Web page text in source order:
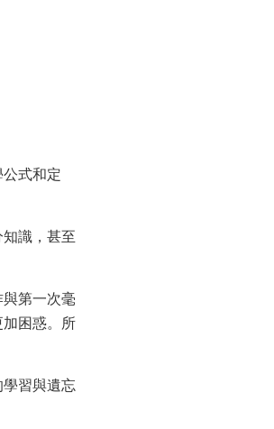
式和定
識，甚至
第一次毫
困惑。所
習與遺忘